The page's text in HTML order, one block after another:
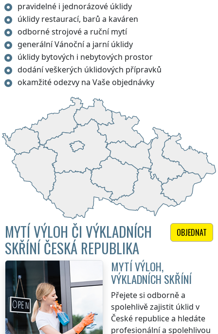
pravidelné i jednorázové úklidy
úklidy restaurací, barů a kaváren
odborné strojové a ruční mytí
generální Vánoční a jarní úklidy
úklidy bytových i nebytových prostor
dodání veškerých úklidových přípravků
okamžité odezvy na Vaše objednávky
OBJEDNAT
MYTÍ VÝLOH ČI VÝKLADNÍCH
SKŘÍNÍ ČESKÁ REPUBLIKA
MYTÍ VÝLOH,
VÝKLADNÍCH SKŘÍNÍ
Přejete si odborně a
spolehlivě zajistit úklid v
České republicea hledáte
profesionální a spolehlivou